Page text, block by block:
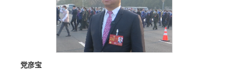
党彦宝